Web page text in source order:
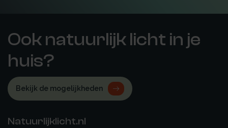
Ook natuurlijk licht in je
huis?
Bekijk de mogelijkheden
Natuurlijklicht.nl